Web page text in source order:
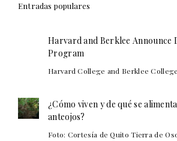
Entradas populares
Harvard and Berklee Announce
Program
Harvard College and Berklee
¿Cómo viven y de qué se
anteojos?
Foto: Cortesía de Quito Tierra de